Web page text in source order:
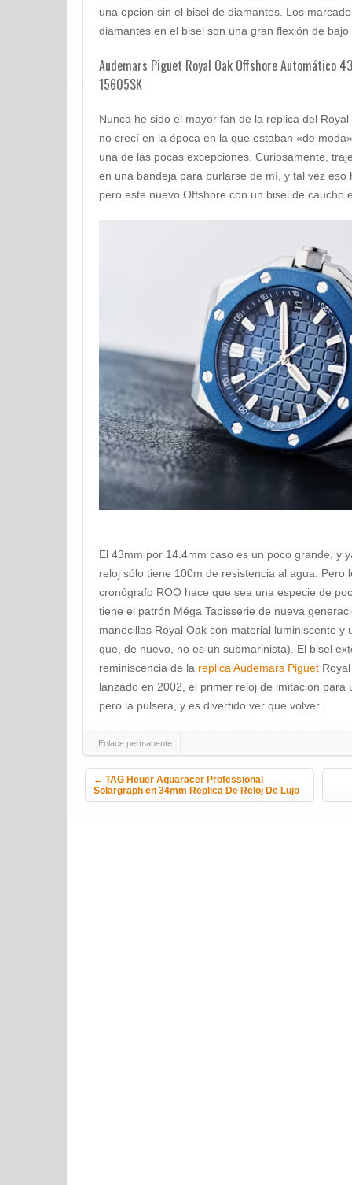
una opción sin el bisel de diamantes. Los
diamantes en el bisel son una gran flexión de bajo
Audemars Piguet Royal Oak Offshore Automático
15605SK
Nunca he sido el mayor fan de la replica del
no crecí en la época en la que estaban «de
una de las pocas excepciones. Curiosamente,
en una bandeja para burlarse de mí, y tal vez
pero este nuevo Offshore con un bisel de caucho
El 43mm por 14.4mm caso es un poco grande, y
reloj sólo tiene 100m de resistencia al agua. Pero
cronógrafo ROO hace que sea una especie de
tiene el patrón Méga Tapisserie de nueva
manecillas Royal Oak con material luminiscente
que, de nuevo, no es un submarinista). El bisel
reminiscencia de la replica Audemars Piguet
lanzado en 2002, el primer reloj de imitacion para
pero la pulsera, y es divertido ver que volver.
Enlace permanente
Navegación de la entrada
← TAG Heuer Aquaracer Professional
Solargraph en 34mm Replica De Reloj De Lujo